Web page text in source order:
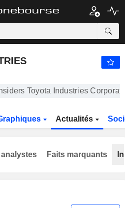
TOYOTA INDUSTRIES CORPORATION 20 450,00 ¥ -
Toyota Industries
Actualités
analystes Faits marquants